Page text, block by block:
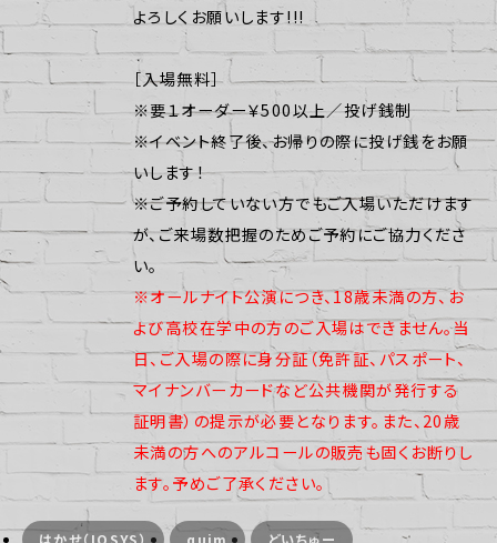
よろしくお願いします!!!
［入場無料］
※要１オーダー￥500以上／投げ銭制
※イベント終了後、お帰りの際に投げ銭をお願
いします！
※ご予約していない方でもご入場いただけます
が、ご来場数把握のためご予約にご協力くださ
い。
※オールナイト公演につき、18歳未満の方、お
よび高校在学中の方のご入場はできません。当
日、ご入場の際に身分証（免許証、パスポート、
マイナンバーカードなど公共機関が発行する
証明書）の提示が必要となります。また、20歳
未満の方へのアルコールの販売も固くお断りし
ます。予めご了承ください。